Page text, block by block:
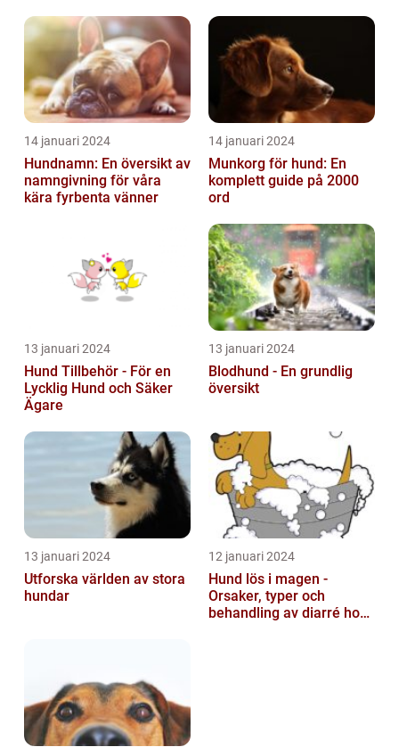
14 januari 2024
Hundnamn: En översikt av
namngivning för våra
kära fyrbenta vänner
14 januari 2024
Munkorg för hund: En
komplett guide på 2000
ord
13 januari 2024
Hund Tillbehör - För en
Lycklig Hund och Säker
Ägare
13 januari 2024
Blodhund - En grundlig
översikt
13 januari 2024
Utforska världen av stora
hundar
12 januari 2024
Hund lös i magen -
Orsaker, typer och
behandling av diarré hos